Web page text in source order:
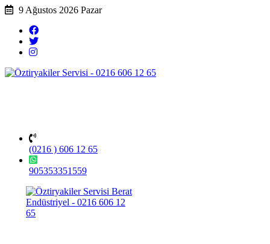
9 Ağustos 2026 Pazar
(0216 ) 606 12 65
905353351559